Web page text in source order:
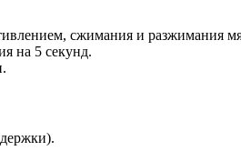
сжимания и разжимания
на 5 секунд.